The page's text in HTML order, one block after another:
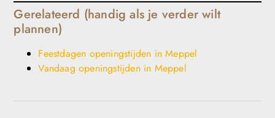
Gerelateerd (handig als je verder wilt
plannen)
Feestdagen openingstijden in Meppel
Vandaag openingstijden in Meppel